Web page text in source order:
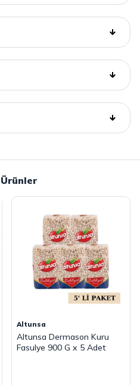
Altunsa
Altunsa Dermason Kuru
Fasulye 900 G x 5 Adet